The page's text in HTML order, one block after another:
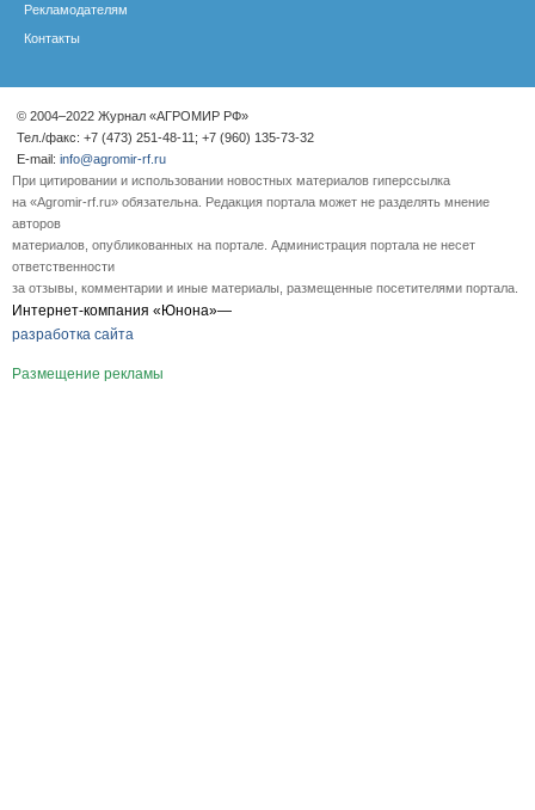
Рекламодателям
Контакты
© 2004–2022 Журнал «АГРОМИР РФ»
Тел./факс: +7 (473) 251-48-11; +7 (960) 135-73-32
E-mail: info@agromir-rf.ru
При цитировании и использовании новостных материалов гиперссылка
на «Agromir-rf.ru» обязательна. Редакция портала может не разделять мнение
авторов
материалов, опубликованных на портале. Администрация портала не несет
ответственности
за отзывы, комментарии и иные материалы, размещенные посетителями портала.
Интернет-компания «Юнона»—
разработка сайта
Размещение рекламы